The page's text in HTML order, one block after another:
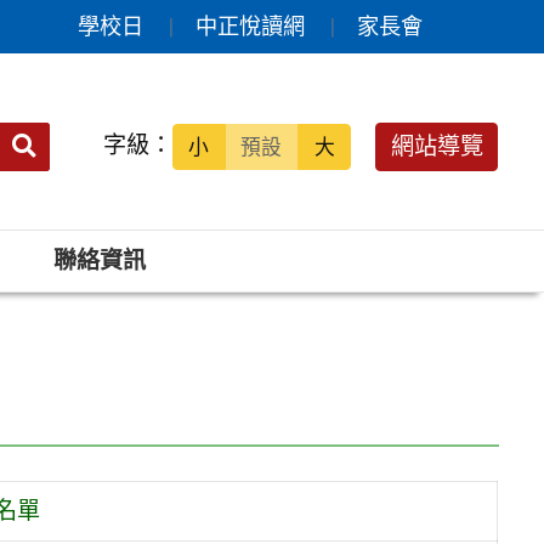
學校日 中正悅讀網 家長會
送出 字級： 小 預設 大 網站導覽
聯絡資訊
單